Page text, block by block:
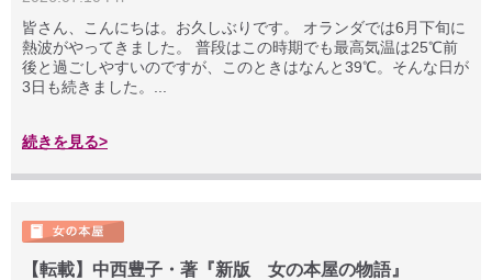
皆さん、こんにちは。お久しぶりです。 オランダでは6月下旬に
熱波がやってきました。 普段はこの時期でも最高気温は25℃前
後と過ごしやすいのですが、このときはなんと39℃。そんな日が
3日も続きました。...
続きを見る>
【転載】中西豊子・著『新版 女の本屋の物語』